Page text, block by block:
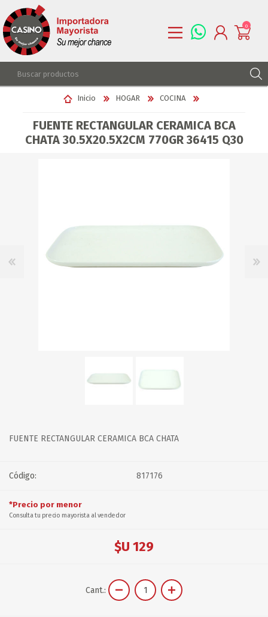
REGISTRARSE
LISTA DE DESEOS
0
Inicio HOGAR COCINA
FUENTE RECTANGULAR CERAMICA BCA
CHATA 30.5X20.5X2CM 770GR 36415 Q30
FUENTE RECTANGULAR CERAMICA BCA CHATA
Código: 817176
*Precio por menor
Consulta tu precio mayorista al vendedor
$U 129
Cant.: